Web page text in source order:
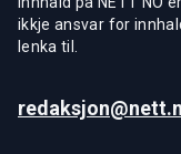
ikkje ansvar for
lenka til.